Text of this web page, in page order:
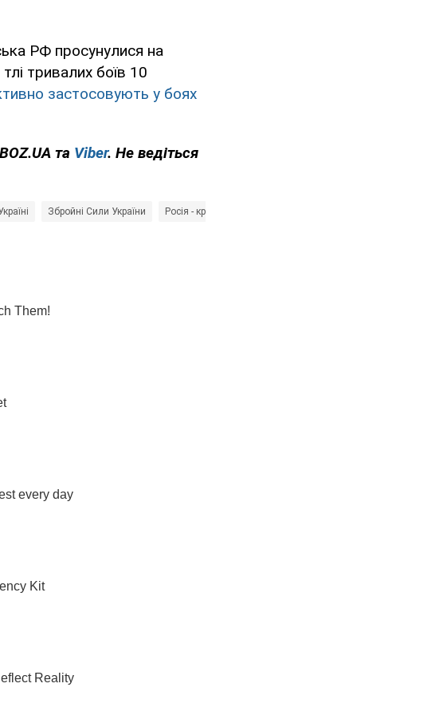
РФ просунулися на
тривалих боїв 10
застосовують у боях
та Viber. Не ведіться
Збройні Сили України Росія - країна-агресор